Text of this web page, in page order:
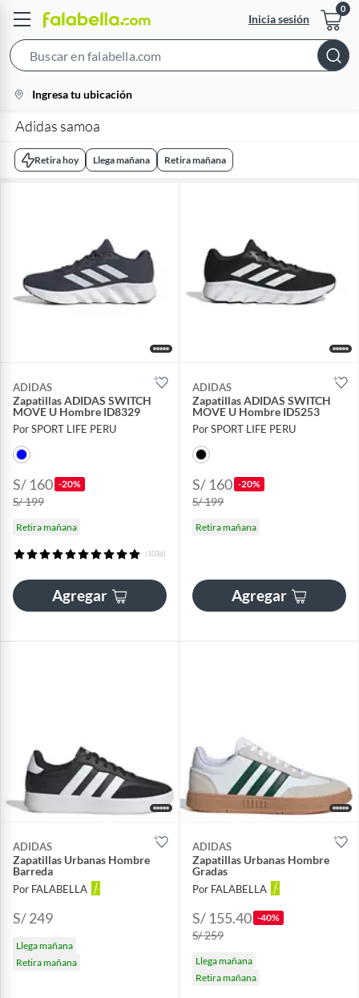
Inicia sesión
Bar
location-
icon
Ingresa tu ubicación
Adidas samoa​
Retira hoy Llega mañana Retira mañana
ADIDAS
Zapatillas ADIDAS SWITCH
MOVE U Hombre ID8329
Por SPORT LIFE PERU
S/ 160 -20%
S/ 199
Retira mañana
(1036)
Agregar
ADIDAS
Zapatillas ADIDAS SWITCH
MOVE U Hombre ID5253
Por SPORT LIFE PERU
S/ 160 -20%
S/ 199
Retira mañana
Agregar
ADIDAS
Zapatillas Urbanas Hombre
Barreda
Por FALABELLA
S/ 249
Llega mañana
Retira mañana
ADIDAS
Zapatillas Urbanas Hombre
Gradas
Por FALABELLA
S/ 155.40 -40%
S/ 259
Llega mañana
Retira mañana